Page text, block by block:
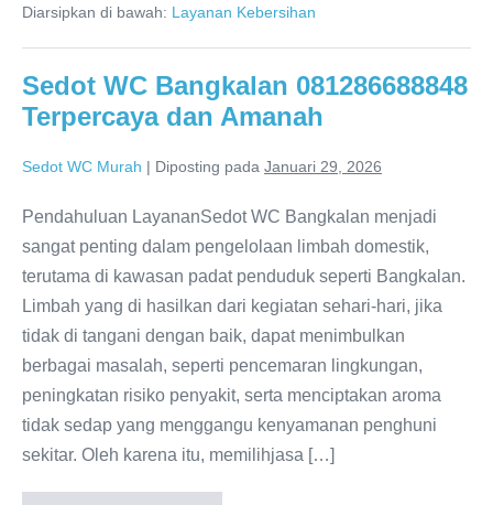
081286688848
dan
Diarsipkan di bawah: Layanan Kebersihan
Sedot WC Bangkalan 081286688848
Terpercaya dan Amanah
Sedot WC Murah | Diposting pada Januari 29, 2026
Pendahuluan LayananSedot WC Bangkalan menjadi
sangat penting dalam pengelolaan limbah domestik,
terutama di kawasan padat penduduk seperti Bangkalan.
Limbah yang di hasilkan dari kegiatan sehari-hari, jika
tidak di tangani dengan baik, dapat menimbulkan
berbagai masalah, seperti pencemaran lingkungan,
peningkatan risiko penyakit, serta menciptakan aroma
tidak sedap yang menggangu kenyamanan penghuni
sekitar. Oleh karena itu, memilihjasa […]